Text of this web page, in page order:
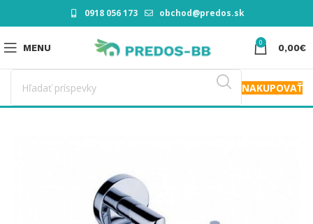
0918 056 173 obchod@predos.sk
MENU 0 0,00€
NAKUPOVAŤ